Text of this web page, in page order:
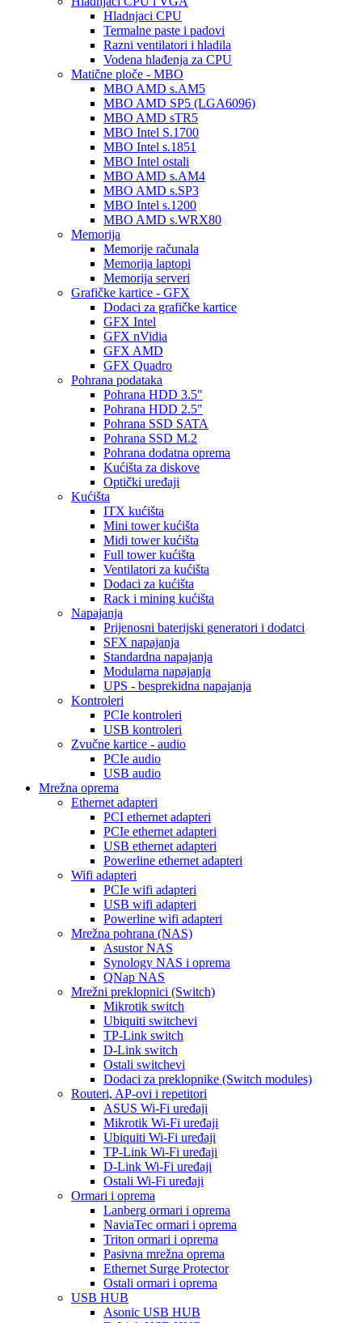
Hladnjaci CPU
Termalne paste i padovi
Razni ventilatori i hladila
Vodena hlađenja za CPU
Matične ploče - MBO
MBO AMD s.AM5
MBO AMD SP5 (LGA6096)
MBO AMD sTR5
MBO Intel S.1700
MBO Intel s.1851
MBO Intel ostali
MBO AMD s.AM4
MBO AMD s.SP3
MBO Intel s.1200
MBO AMD s.WRX80
Memorija
Memorije računala
Memorija laptopi
Memorija serveri
Grafičke kartice - GFX
Dodaci za grafičke kartice
GFX Intel
GFX nVidia
GFX AMD
GFX Quadro
Pohrana podataka
Pohrana HDD 3.5"
Pohrana HDD 2.5"
Pohrana SSD SATA
Pohrana SSD M.2
Pohrana dodatna oprema
Kućišta za diskove
Optički uređaji
Kućišta
ITX kućišta
Mini tower kućišta
Midi tower kućišta
Full tower kućišta
Ventilatori za kućišta
Dodaci za kućišta
Rack i mining kućišta
Napajanja
Prijenosni baterijski generatori i dodatci
SFX napajanja
Standardna napajanja
Modularna napajanja
UPS - besprekidna napajanja
Kontroleri
PCIe kontroleri
USB kontroleri
Zvučne kartice - audio
PCIe audio
USB audio
Mrežna oprema
Ethernet adapteri
PCI ethernet adapteri
PCIe ethernet adapteri
USB ethernet adapteri
Powerline ethernet adapteri
Wifi adapteri
PCIe wifi adapteri
USB wifi adapteri
Powerline wifi adapteri
Mrežna pohrana (NAS)
Asustor NAS
Synology NAS i oprema
QNap NAS
Mrežni preklopnici (Switch)
Mikrotik switch
Ubiquiti switchevi
TP-Link switch
D-Link switch
Ostali switchevi
Dodaci za preklopnike (Switch modules)
Routeri, AP-ovi i repetitori
ASUS Wi-Fi uređaji
Mikrotik Wi-Fi uređaji
Ubiquiti Wi-Fi uređaji
TP-Link Wi-Fi uređaji
D-Link Wi-Fi uređaji
Ostali Wi-Fi uređaji
Ormari i oprema
Lanberg ormari i oprema
NaviaTec ormari i oprema
Triton ormari i oprema
Pasivna mrežna oprema
Ethernet Surge Protector
Ostali ormari i oprema
USB HUB
Asonic USB HUB